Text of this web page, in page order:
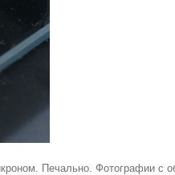
Печально. Фотографии с